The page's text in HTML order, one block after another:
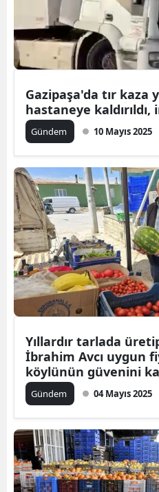
Gazipaşa'da tır kaza
hastaneye
Gündem 10 Mayıs 2025
Yıllardır tarlada
İbrahim Avcı uygun
köylünün güvenini
Gündem 04 Mayıs 2025